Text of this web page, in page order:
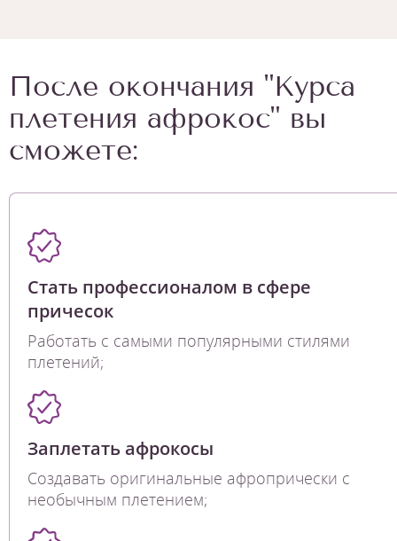
После окончания "Курса
плетения афрокос" вы
сможете:
Стать профессионалом в сфере
причесок
Работать с самыми популярными стилями
плетений;
Заплетать афрокосы
Создавать оригинальные афропрически с
необычным плетением;